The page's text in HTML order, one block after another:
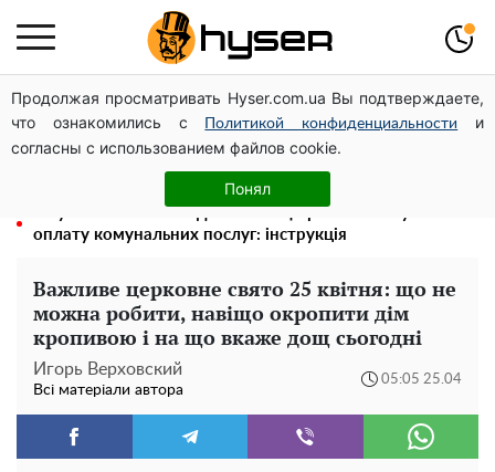
Продолжая просматривать Hyser.com.ua Вы подтверждаете,
что ознакомились с
Политикой конфиденциальности
и
согласны с использованием файлов cookie.
Понял
Новий притулок для осколків ОПЗЖ: як "Партія миру"
Новинського знову з'явилася в інформаційному полі
Олена Тополя злив відео – це далеко не все: фронтмен
"Антитіла" Тарас Тополя став наступним
оплату комунальних послуг: інструкція
Важливе церковне свято 25 квітня: що не
можна робити, навіщо окропити дім
кропивою і на що вкаже дощ сьогодні
Игорь Верховский
Всі матеріали автора
05:05 25.04